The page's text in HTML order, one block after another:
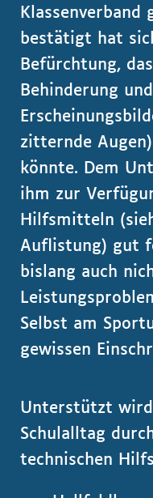
Klassenverband
bestätigt hat
Befürchtung,
Behinderung
zitternde
könnte. Dem
ihm zur
Hilfsmitteln
Auflistung) gut
bislang auch
Selbst am
gewissen
Unterstützt wird
Schulalltag
technischen